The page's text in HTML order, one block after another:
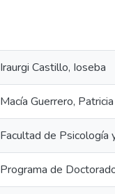
Iraurgi Castillo, Ioseba
Macía Guerrero, Patricia
Facultad de Psicología
Programa de